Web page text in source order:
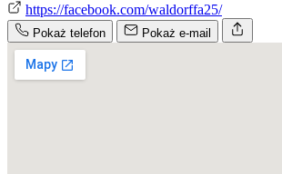
https://facebook.com/waldorffa25/
Pokaż telefon Pokaż e-mail